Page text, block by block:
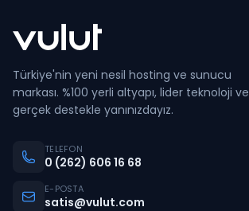
Türkiye'nin yeni nesil hosting ve sunucu
markası. %100 yerli altyapı, lider teknoloji ve
gerçek destekle yanınızdayız.
TELEFON
0 (262) 606 16 68
E-POSTA
satis@vulut.com